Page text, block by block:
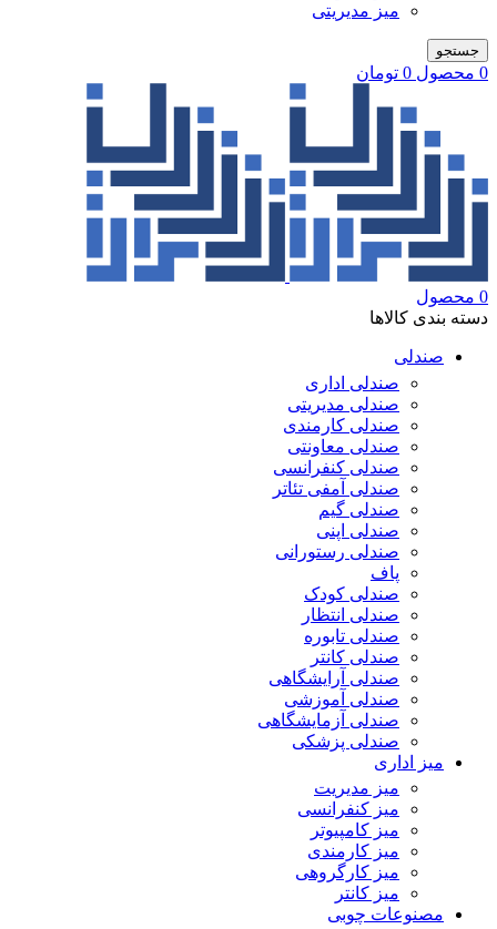
میز مدیریتی
جستجو
0 محصول 0 تومان
0 محصول
دسته بندی کالاها
صندلی
صندلی اداری
صندلی مدیریتی
صندلی کارمندی
صندلی معاونتی
صندلی کنفرانسی
صندلی آمفی تئاتر
صندلی گیم
صندلی اپنی
صندلی رستورانی
پاف
صندلی کودک
صندلی انتظار
صندلی تابوره
صندلی کانتر
صندلی آرایشگاهی
صندلی آموزشی
صندلی آزمایشگاهی
صندلی پزشکی
میز اداری
میز مدیریت
میز کنفرانسی
میز کامپیوتر
میز کارمندی
میز کارگروهی
میز کانتر
مصنوعات چوبی